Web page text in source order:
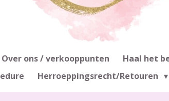
Over ons / verkooppunten Haal het
Herroeppingsrecht/Retouren